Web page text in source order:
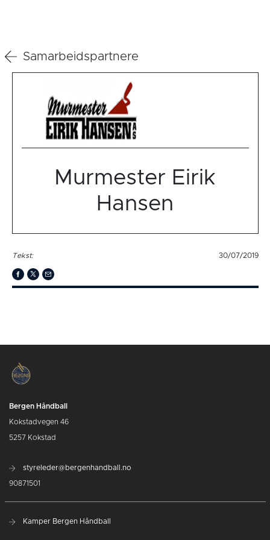
Samarbeidspartnere
Murmester Eirik
Hansen
Tekst: 30/07/2019
Bergen Håndball
Kokstadvegen 46
5257 Kokstad
styreleder@bergenhandball.no
90871501
Kamper Bergen Håndball